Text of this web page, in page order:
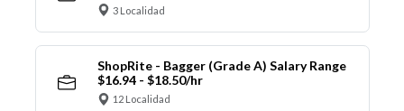
3 Localidad
ShopRite - Bagger (Grade A) Salary Range
$16.94 - $18.50/hr
12 Localidad